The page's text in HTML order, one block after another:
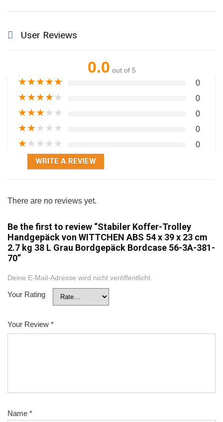
User Reviews
0.0 out of 5
★★★★★ 0
★★★★★ 0
★★★★★ 0
★★★★★ 0
★★★★★ 0
WRITE A REVIEW
There are no reviews yet.
Be the first to review “Stabiler Koffer-Trolley
Handgepäck von WITTCHEN ABS 54 x 39 x 23 cm
2.7 kg 38 L Grau Bordgepäck Bordcase 56-3A-381-
70”
Deine E-Mail-Adresse wird nicht veröffentlicht.
Your Rating
Your Review *
Name *